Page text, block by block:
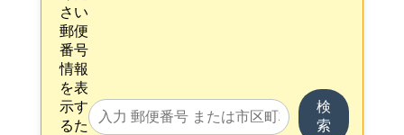
さい
郵便
番号
情報
を表
示す
るた
検
索